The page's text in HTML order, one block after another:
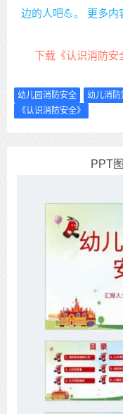
边的人吧💪。 更多内
下载《认识消防安
幼儿园消防安全 幼儿消防
《认识消防安全》
PPT